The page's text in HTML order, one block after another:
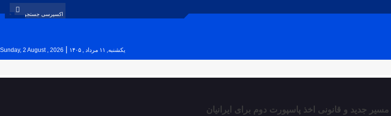
یکشنبه, ۱۱ مرداد , ۱۴۰۵ Sunday, 2 August , 2026
جدید و قانونی اخذ پاسپورت دوم برای ایرانیان